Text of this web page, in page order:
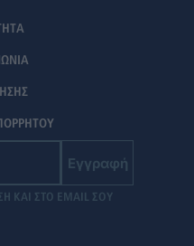
Εγγραφή
ΚΑΙ ΣΤΟ EMAIL ΣΟΥ